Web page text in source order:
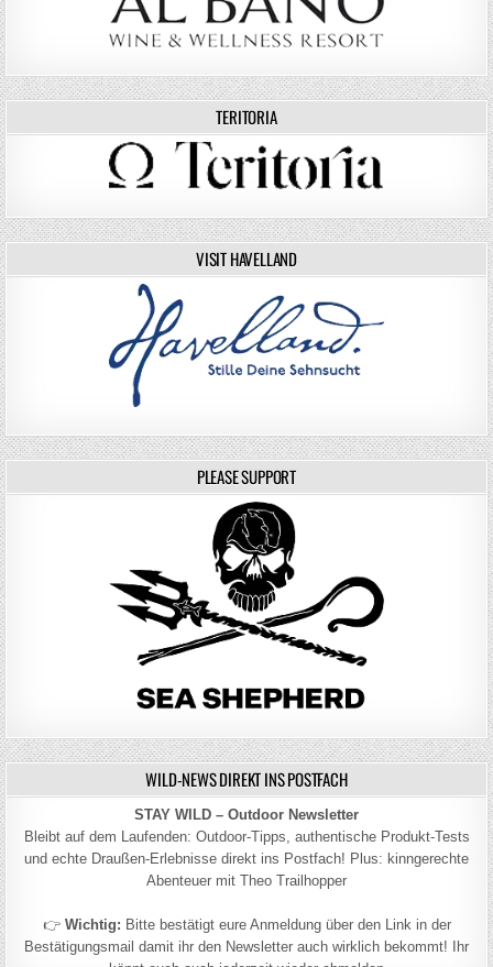
TERITORIA
VISIT HAVELLAND
PLEASE SUPPORT
WILD-NEWS DIREKT INS POSTFACH
STAY WILD – Outdoor Newsletter
Bleibt auf dem Laufenden: Outdoor-Tipps, authentische Produkt-Tests
und echte Draußen-Erlebnisse direkt ins Postfach! Plus: kinngerechte
Abenteuer mit Theo Trailhopper
👉 Wichtig: Bitte bestätigt eure Anmeldung über den Link in der
Bestätigungsmail damit ihr den Newsletter auch wirklich bekommt! Ihr